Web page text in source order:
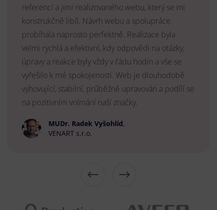
referencí a jimi realizovaného webu, který se mi
konstrukčně libíl. Návrh webu a spolupráce
probíhala naprosto perfektně. Realizace byla
velmi rychlá a efektivní, kdy odpovědi na otázky,
úpravy a reakce byly vždy v řádu hodin a vše se
vyřešilo k mé spokojenosti. Web je dlouhodobě
vyhovující, stabilní, průběžně upravován a podílí se
na pozitivním vnímání naší značky.
MUDr. Radek Vyšohlíd,
VENART s.r.o.